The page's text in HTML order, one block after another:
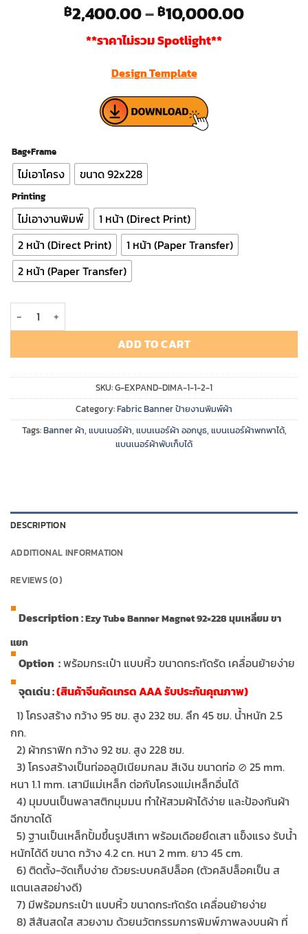
฿2,400.00–฿10,000.00Price
**ราคาไม่รวม Spotlight**
Design Template
Bag+Frame
ไม่เอาโครง ขนาด 92x228
Printing
ไม่เอางานพิมพ์
1 หน้า (Direct Print)
2 หน้า (Direct Print)
1 หน้า (Paper Transfer)
2 หน้า (Paper Transfer)
Ezy Tube Banner Magnet 92x228 มุมเหลี่ยม ขาแยก quantity
ADD TO CART
SKU:G-EXPAND-DIMA-1-1-2-1
Category:Fabric Banner ป้ายงานพิมพ์ผ้า
Tags:Banner ผ้า, แบนเนอร์ผ้า, แบนเนอร์ผ้า ออกบูธ, แบนเนอร์ผ้าพกพาได้,
แบนเนอร์ผ้าพับเก็บได้
DESCRIPTION
ADDITIONAL INFORMATION
REVIEWS (0)
Description :Ezy Tube Banner Magnet 92×228 มุมเหลี่ยม ขา
แยก
Option :พร้อมกระเป๋า แบบหิ้ว ขนาดกระทัดรัด เคลื่อนย้ายง่าย
จุดเด่น :(สินค้าจีนคัดเกรด AAA รับประกันคุณภาพ)
1) โครงสร้าง กว้าง 95 ซม. สูง 232 ซม. ลึก 45 ซม. น้ำหนัก 2.5
กก.
2) ผ้ากราฟิก กว้าง 92 ซม. สูง 228 ซม.
3) โครงสร้างเป็นท่ออลูมิเนียมกลม สีเงิน ขนาดท่อ ⊘ 25 mm.
หนา 1.1 mm. เสามีแม่เหล็ก ต่อกับโครงแม่เหล็กอื่นได้
4) มุมบนเป็นพลาสติกมุมมน ทำให้สวมผ้าได้ง่าย และป้องกันผ้า
ฉีกขาดได้
5) ฐานเป็นเหล็กปั้มขึ้นรูปสีเทา พร้อมเดือยยึดเสา แข็งแรง รับน้ำ
หนักได้ดี ขนาด กว้าง 4.2 cn. หนา 2 mm. ยาว 45 cm.
6) ติดตั้ง-จัดเก็บง่าย ด้วยระบบคลิปล็อค (ตัวคลิปล็อคเป็น ส
แตนเลสอย่างดี)
7) มีพร้อมกระเป๋า แบบหิ้ว ขนาดกระทัดรัด เคลื่อนย้ายง่าย
8) สีสันสดใส สวยงาม ด้วยนวัตกรรมการพิมพ์ภาพลงบนผ้า ที่